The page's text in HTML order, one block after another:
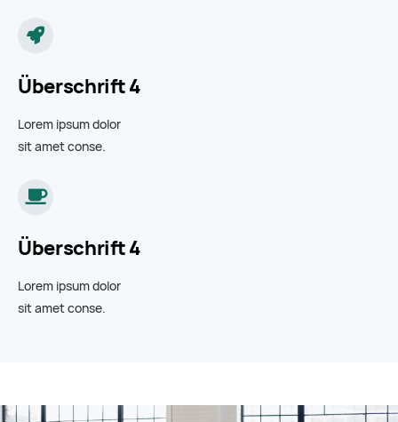
Überschrift 4
Lorem ipsum dolor
sit amet conse.
Überschrift 4
Lorem ipsum dolor
sit amet conse.